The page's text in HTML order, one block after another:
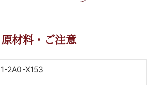
原材料・ご注意
1-2A0-X153